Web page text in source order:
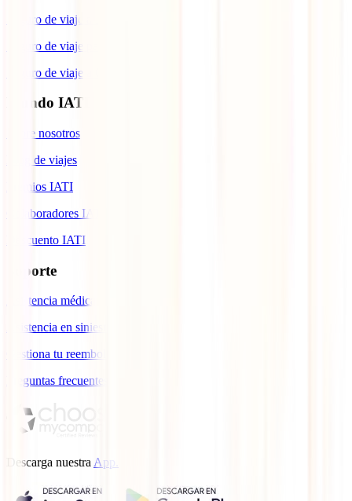
Seguro de viaje a Estados Unidos
Seguro de viaje para Brasil
Seguro de viaje a Cuba
Mundo IATI
Sobre nosotros
Blog de viajes
Premios IATI
Colaboradores IATI
Descuento IATI
Soporte
Asistencia médica en viajes
Asistencia en siniestros
Gestiona tu reembolso
Preguntas frecuentes
Descarga nuestraApp.